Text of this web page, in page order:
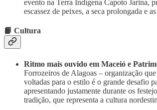
evento na Terra Indígena Capoto Jarina,
escassez de peixes, a seca prolongada e
📙 Cultura
Ritmo mais ouvido em Maceió e
Forrozeiros de Alagoas – organização
voltadas para o estilo é o grande desafio
apresentando justamente durante os
tradição, que representa a cultura